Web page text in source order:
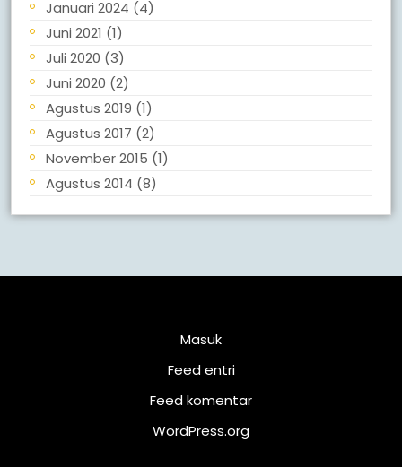
Januari 2024 (4)
Juni 2021 (1)
Juli 2020 (3)
Juni 2020 (2)
Agustus 2019 (1)
Agustus 2017 (2)
November 2015 (1)
Agustus 2014 (8)
Masuk
Feed entri
Feed komentar
WordPress.org